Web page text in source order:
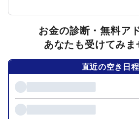
お金の診断・無料ア
あなたも受けてみま
直近の空き日程